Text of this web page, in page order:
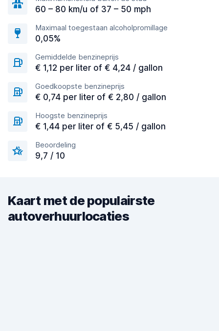
60 – 80 km/u of 37 – 50 mph
Maximaal toegestaan alcoholpromillage
0,05%
Gemiddelde benzineprijs
€ 1,12 per liter of € 4,24 / gallon
Goedkoopste benzineprijs
€ 0,74 per liter of € 2,80 / gallon
Hoogste benzineprijs
€ 1,44 per liter of € 5,45 / gallon
Beoordeling
9,7 / 10
Kaart met de populairste
autoverhuurlocaties